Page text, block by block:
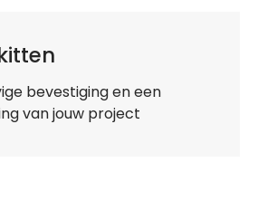
bevestiging en een
van jouw project